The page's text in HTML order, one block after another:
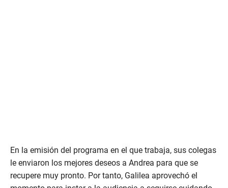
En la emisión del programa en el que trabaja, sus colegas
le enviaron los mejores deseos a Andrea para que se
recupere muy pronto. Por tanto, Galilea aprovechó el